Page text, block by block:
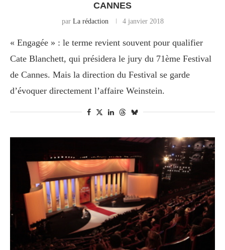
CANNES
par La rédaction 4 janvier 2018
« Engagée » : le terme revient souvent pour qualifier
Cate Blanchett, qui présidera le jury du 71ème Festival
de Cannes. Mais la direction du Festival se garde
d’évoquer directement l’affaire Weinstein.